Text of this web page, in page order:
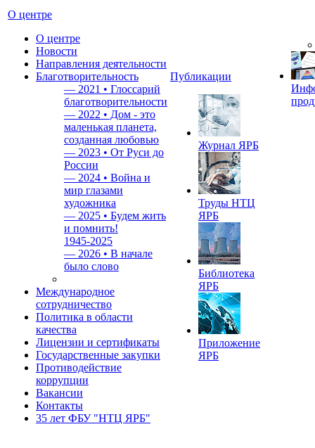
О центре
О центре
Новости
Направления деятельности
Благотворительность
— 2021 • Глоссарий
благотворительности
— 2022 • Дом - это
маленькая планета,
созданная любовью
— 2023 • От Руси до
России
— 2024 • Война и
мир глазами
художника
— 2025 • Будем жить
и помнить!
1945-2025
— 2026 • В начале
было слово
Международное
сотрудничество
Политика в области
качества
Лицензии и сертификаты
Государственные закупки
Противодействие
коррупции
Вакансии
Контакты
35 лет ФБУ "НТЦ ЯРБ"
Публикации
Журнал ЯРБ
Труды НТЦ
ЯРБ
Библиотека
ЯРБ
Приложение
ЯРБ